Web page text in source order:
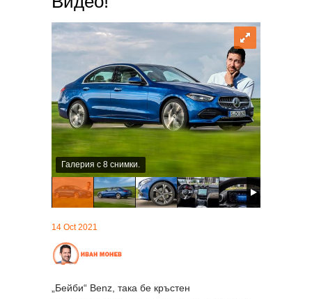
Галерия с 8 снимки.
14 Oct 2021
„Бейби“ Benz, така бе кръстен